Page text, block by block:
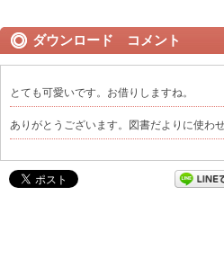
ダウンロード コメント
とても可愛いです。お借りしますね。
ありがとうございます。図書だよりに使わ